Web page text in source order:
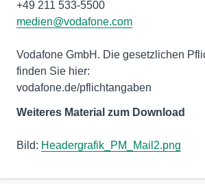
medien@vodafone.com
Vodafone GmbH. Die gesetzlichen
finden Sie hier:
vodafone.de/pflichtangaben
Weiteres Material zum Download
Bild: Headergrafik_PM_Mail2.png